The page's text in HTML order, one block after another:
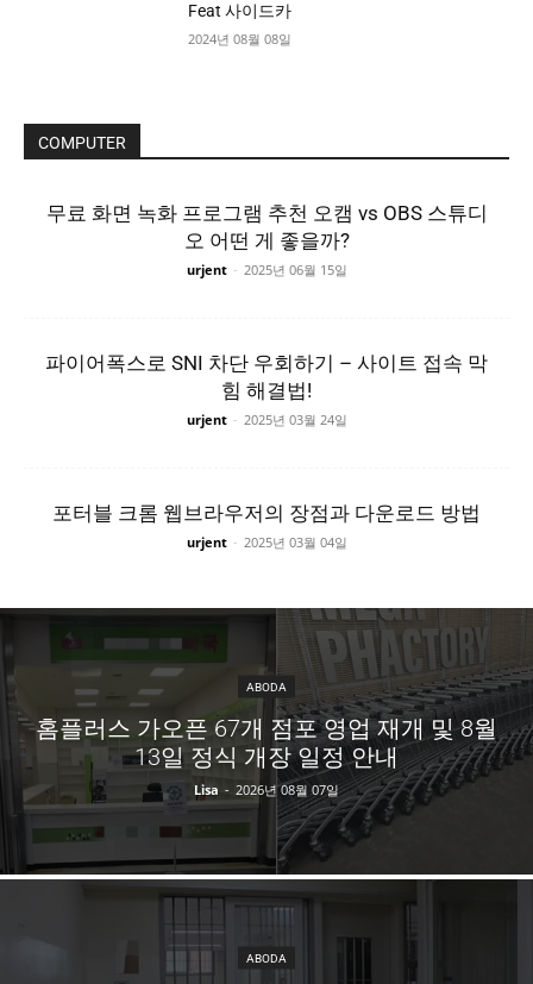
Feat 사이드카
2024년 08월 08일
COMPUTER
무료 화면 녹화 프로그램 추천 오캠 vs OBS 스튜디
오 어떤 게 좋을까?
urjent - 2025년 06월 15일
파이어폭스로 SNI 차단 우회하기 – 사이트 접속 막
힘 해결법!
urjent - 2025년 03월 24일
포터블 크롬 웹브라우저의 장점과 다운로드 방법
urjent - 2025년 03월 04일
ABODA
홈플러스 가오픈 67개 점포 영업 재개 및 8월
13일 정식 개장 일정 안내
Lisa - 2026년 08월 07일
ABODA